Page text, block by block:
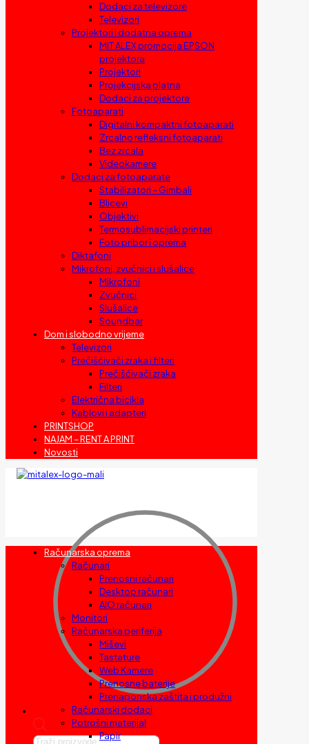
Dodaci za televizore
Televizori
Projektori i dodatna oprema
MIT ALEX promocija EPSON
projektora
Projektori
Projekcijska platna
Dodaci za projektore
Fotoaparati
Digitalni kompaktni fotoaparati
Zrcalno refleksni fotoaparati
Bez zrcala
Videokamere
Dodaci za fotoaparate
Stabilizatori – Gimbali
Blicevi
Objektivi
Termosublimacijski printeri
Foto pribor i oprema
Diktafoni
Mikrofoni, zvučnici i slušalice
Mikrofoni
Zvučnici
Slušalice
Soundbar
Dom i slobodno vrijeme
Televizori
Prečišćivači zraka i filteri
Prečišćivači zraka
Filteri
Električna bicikla
Kablovi i adapteri
PRINTSHOP
NAJAM – RENT A PRINT
Novosti
Products
Računarska oprema
Računari
Prenosni računari
Desktop računari
AIO računari
Monitori
Računarska periferija
Miševi
Tastature
Web Kamere
Prenosne baterije
Prenaponska zaštita i produžni
Računarski dodaci
Potrošni materijal
Papir